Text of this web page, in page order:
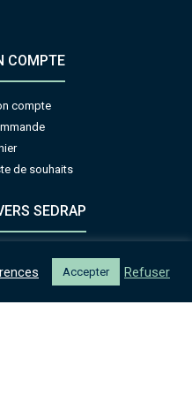
COMPTE
compte
de souhaits
SEDRAP
d’écrivainsAccepter Refuser